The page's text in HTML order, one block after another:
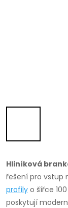
Hliníková
řešení pro vstup
profily o šířce
poskytují